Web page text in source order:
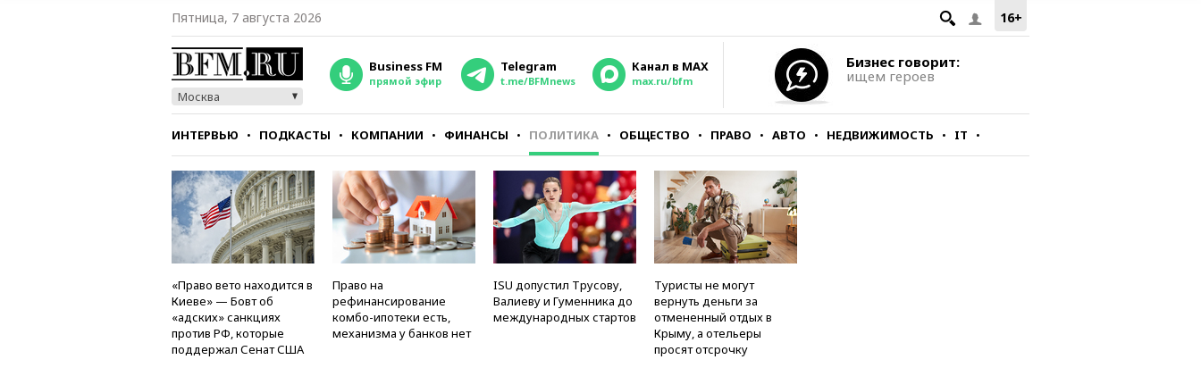
16+
Пятница, 7 августа 2026
Москва
Business FM
прямой эфир
Telegram
t.me/BFMnews
Канал в MAX
max.ru/bfm
Бизнес говорит:
ищем героев
ИНТЕРВЬЮ ПОДКАСТЫ КОМПАНИИ ФИНАНСЫ ПОЛИТИКА ОБЩЕСТВО ПРАВО АВТО НЕДВИЖИМОСТЬ IT
СТИЛЬ ТЕСТЫ
«Право вето находится в
Киеве» — Бовт об
«адских» санкциях
против РФ, которые
поддержал Сенат США
Право на
рефинансирование
комбо-ипотеки есть,
механизма у банков нет
ISU допустил Трусову,
Валиеву и Гуменника до
международных стартов
Туристы не могут
вернуть деньги за
отмененный отдых в
Крыму, а отельеры
просят отсрочку